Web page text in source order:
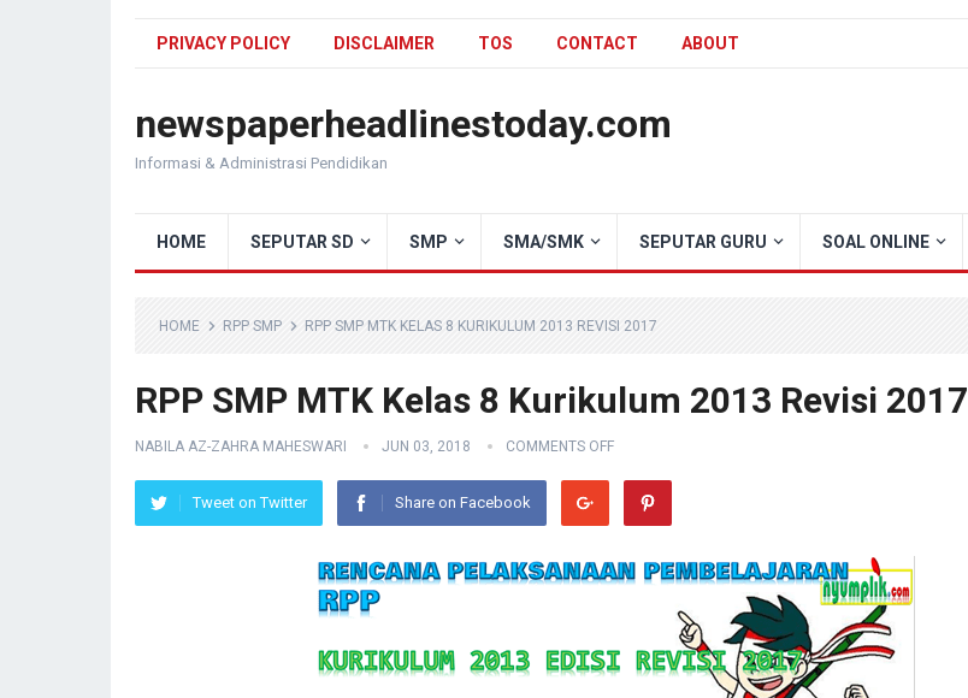
PRIVACY POLICY DISCLAIMER TOS CONTACT ABOUT
newspaperheadlinestoday.com
Informasi & Administrasi Pendidikan
HOME SEPUTAR SD SMP SMA/SMK SEPUTAR GURU SOAL ONLINE
HOME RPP SMP RPP SMP MTK KELAS 8 KURIKULUM 2013 REVISI 2017
RPP SMP MTK Kelas 8 Kurikulum 2013 Revisi 2017
NABILA AZ-ZAHRA MAHESWARI JUN 03, 2018 COMMENTS OFF
Tweet on Twitter Share on Facebook